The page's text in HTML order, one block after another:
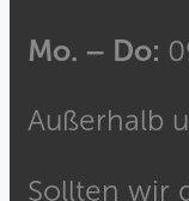
Mo. – Do:
Außerhalb
Sollten wir